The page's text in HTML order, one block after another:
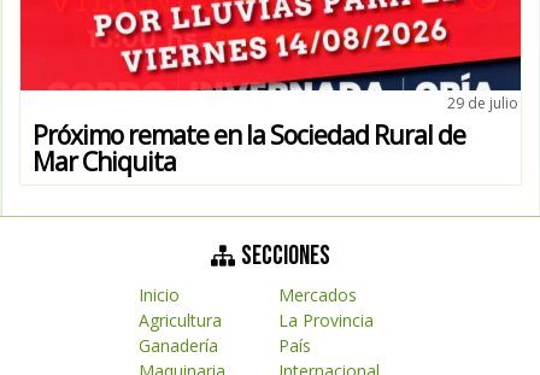
29 de julio
Próximo remate en la Sociedad Rural de
Mar Chiquita
SECCIONES
Inicio
Agricultura
Ganadería
Mercados
La Provincia
País